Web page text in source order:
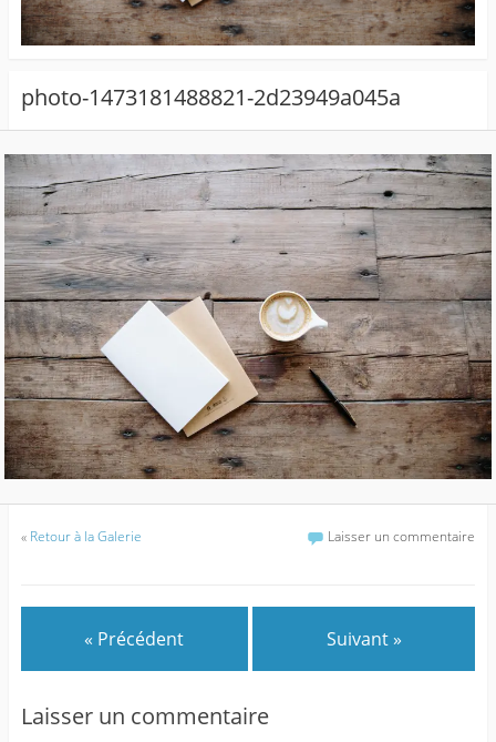
photo-1473181488821-2d23949a045a
« Retour à la Galerie Laisser un commentaire
« Précédent Suivant »
Laisser un commentaire